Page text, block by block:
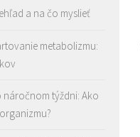
a na čo myslieť
metabolizmu:
náročnom týždni: Ako